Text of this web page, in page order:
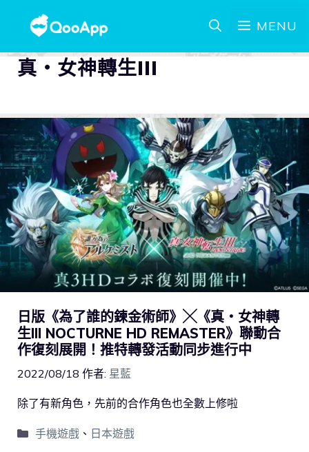
MENU
真・女神轉生III
日版《為了誰的鍊金術師》╳《真・女神轉
生III NOCTURNE HD REMASTER》聯動合
作復刻展開！推特轉發活動同步進行中
2022/08/18 作者: 星藍
除了有新角色，先前的合作角色也全數上修啦
手機遊戲、 日本遊戲